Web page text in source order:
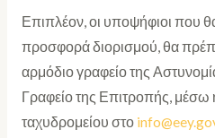
Επιπλέον, οι υποψήφιοι που
προσφορά διορισμού, θα
αρμόδιο γραφείο της
Γραφείο της Επιτροπής, μέσω
ταχυδρομείου στο